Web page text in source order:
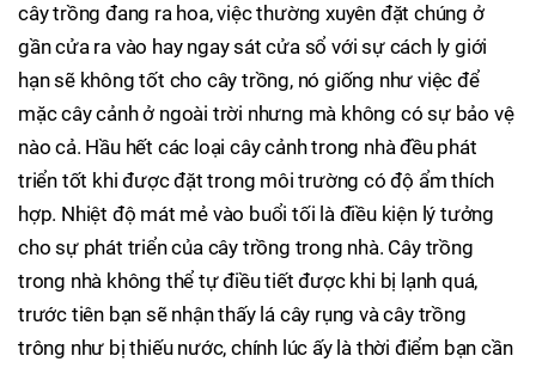
cây trồng đang ra hoa, việc thường xuyên đặt chúng ở
gần cửa ra vào hay ngay sát cửa sổ với sự cách ly giới
hạn sẽ không tốt cho cây trồng, nó giống như việc để
mặc cây cảnh ở ngoài trời nhưng mà không có sự bảo vệ
nào cả. Hầu hết các loại cây cảnh trong nhà đều phát
triển tốt khi được đặt trong môi trường có độ ẩm thích
hợp. Nhiệt độ mát mẻ vào buổi tối là điều kiện lý tưởng
cho sự phát triển của cây trồng trong nhà. Cây trồng
trong nhà không thể tự điều tiết được khi bị lạnh quá,
trước tiên bạn sẽ nhận thấy lá cây rụng và cây trồng
trông như bị thiếu nước, chính lúc ấy là thời điểm bạn cần